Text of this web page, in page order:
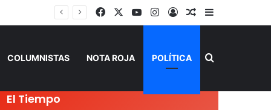
FacebookYouTubeInstagram
AccesoPublicación al
Barra lateral
COLUMNISTAS NOTA ROJA POLÍTICA Buscar por
El Tiempo